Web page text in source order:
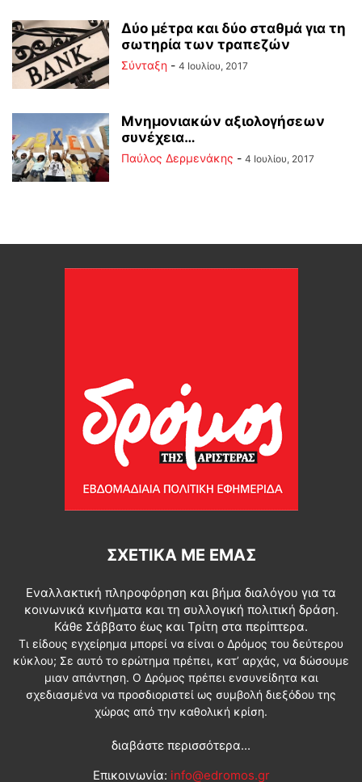
Δύο μέτρα και δύο σταθμά για τη
σωτηρία των τραπεζών
Σύνταξη - 4 Ιουλίου, 2017
Μνημονιακών αξιολογήσεων
συνέχεια…
Παύλος Δερμενάκης - 4 Ιουλίου, 2017
ΣΧΕΤΙΚΆ ΜΕ ΕΜΆΣ
Εναλλακτική πληροφόρηση και βήμα διαλόγου για τα
κοινωνικά κινήματα και τη συλλογική πολιτική δράση.
Κάθε Σάββατο έως και Τρίτη στα περίπτερα.
Τι είδους εγχείρημα μπορεί να είναι ο Δρόμος του δεύτερου
κύκλου; Σε αυτό το ερώτημα πρέπει, κατ’ αρχάς, να δώσουμε
μιαν απάντηση. Ο Δρόμος πρέπει ενσυνείδητα και
σχεδιασμένα να προσδιοριστεί ως συμβολή διεξόδου της
χώρας από την καθολική κρίση.
διαβάστε περισσότερα...
Επικοινωνία: info@edromos.gr